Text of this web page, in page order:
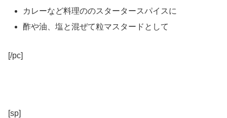
カレーなど料理ののスタータースパイスに
酢や油、塩と混ぜて粒マスタードとして
[/pc]
[sp]